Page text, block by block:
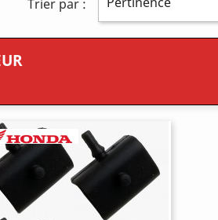
Trier par :